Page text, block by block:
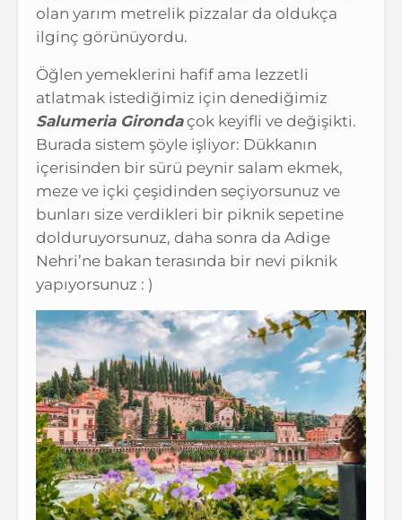
olan yarım metrelik pizzalar da oldukça
ilginç görünüyordu.
Öğlen yemeklerini hafif ama lezzetli
atlatmak istediğimiz için denediğimiz
Salumeria Girondaçok keyifli ve değişikti.
Burada sistem şöyle işliyor: Dükkanın
içerisinden bir sürü peynir salam ekmek,
meze ve içki çeşidinden seçiyorsunuz ve
bunları size verdikleri bir piknik sepetine
dolduruyorsunuz, daha sonra da Adige
Nehri’ne bakan terasında bir nevi piknik
yapıyorsunuz : )